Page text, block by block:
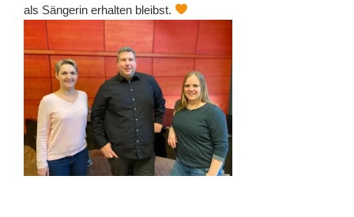
als Sängerin erhalten bleibst.